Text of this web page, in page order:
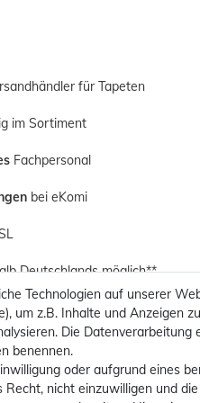
für Tapeten
im Sortiment
Fachpersonal
bei eKomi
Deutschlands möglich**
Technologien auf unserer
um z.B. Inhalte und Anzeigen
Die
benennen.
oder aufgrund eines
nicht einzuwilligen und